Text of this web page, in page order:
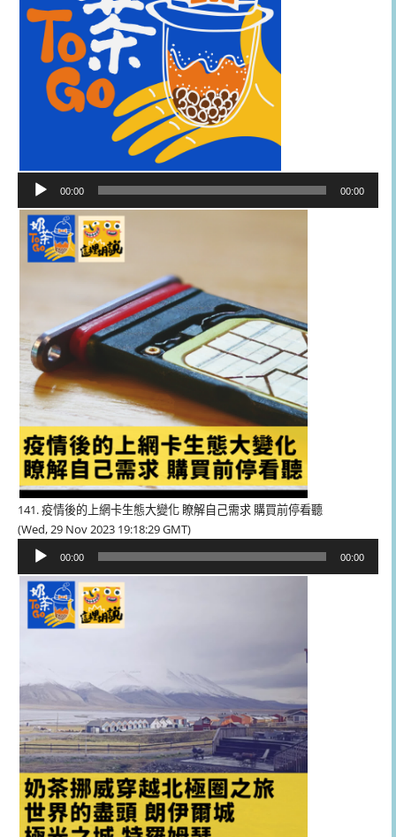
播
器
00:00 00:00
141. 疫情後的上網卡生態大變化 瞭解自己需求 購買前停看聽
(Wed, 29 Nov 2023 19:18:29 GMT)
播
器
00:00 00:00